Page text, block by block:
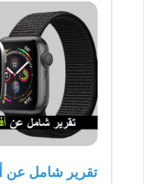
تقرير شامل عن